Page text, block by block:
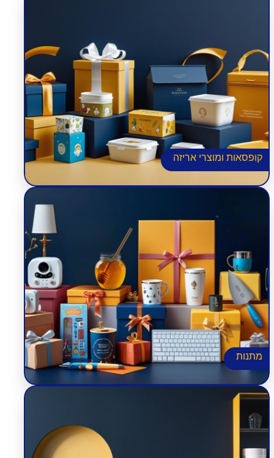
קופסאות ומוצרי אריזה
אריזות טייק אווי
מתנות
מתנות לילדים
מתנות לחגים
מארזי מתנה לעובדים
כרטיסי ברכה
מוצרים נוספים לבית